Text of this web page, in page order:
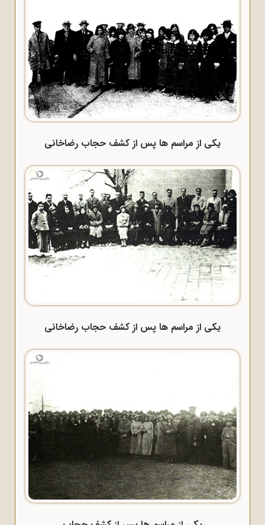
یکی از مراسم ها پس از کشف حجاب رضاخانی
یکی از مراسم ها پس از کشف حجاب رضاخانی